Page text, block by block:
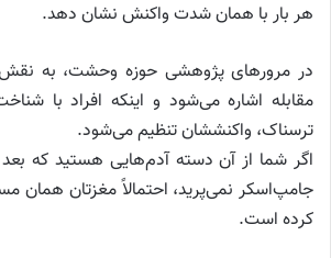
هر بار با همان شدت واکنش نشان دهد.
در مرورهای پژوهشی حوزه وحشت، به نقش
مقابله اشاره می‌شود و اینکه افراد با
ترسناک، واکنششان تنظیم می‌شود.
اگر شما از آن دسته آدم‌هایی هستید که بعد
جامپ‌اسکر نمی‌پرید، احتمالاً مغزتان همان
کرده است.